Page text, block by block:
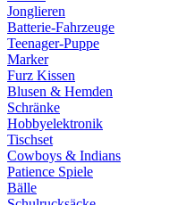
Jonglieren
Batterie-Fahrzeuge
Teenager-Puppe
Marker
Furz Kissen
Blusen & Hemden
Schränke
Hobbyelektronik
Tischset
Cowboys & Indians
Patience Spiele
Bälle